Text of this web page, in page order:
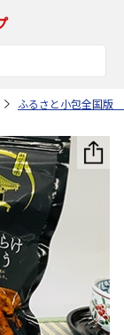
ふるさと小包全国版